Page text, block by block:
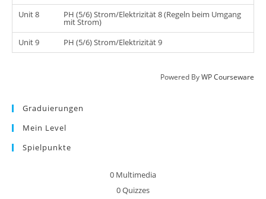
Unit 8
PH (5/6) Strom/Elektrizität 8 (Regeln beim Umgang
mit Strom)
Unit 9
PH (5/6) Strom/Elektrizität 9
Powered ByWP Courseware
Graduierungen
Mein Level
Spielpunkte
0 Multimedia
0Quizzes